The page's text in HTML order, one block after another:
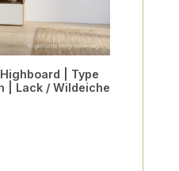
| Type
| Lack / Wildeiche